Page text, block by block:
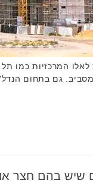
המרכזיות כמו
גם בתחום
שיש בהם חצר או